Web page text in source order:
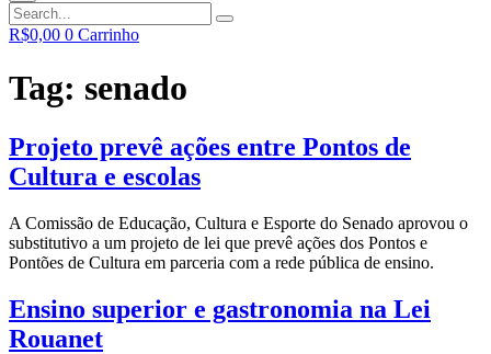
R$0,00 0 Carrinho
Tag: senado
Projeto prevê ações entre Pontos de
Cultura e escolas
A Comissão de Educação, Cultura e Esporte do Senado aprovou o
substitutivo a um projeto de lei que prevê ações dos Pontos e
Pontões de Cultura em parceria com a rede pública de ensino.
Ensino superior e gastronomia na Lei
Rouanet